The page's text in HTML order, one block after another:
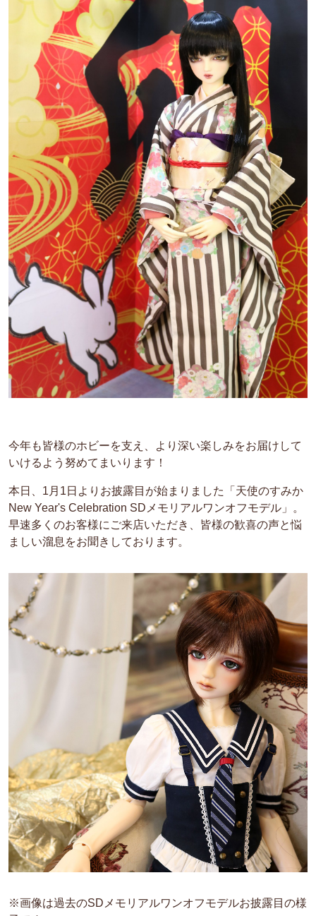
今年も皆様のホビーを支え、より深い楽しみをお届けして
いけるよう努めてまいります！
本日、1月1日よりお披露目が始まりました「天使のすみか
New Year's Celebration SDメモリアルワンオフモデル」。
早速多くのお客様にご来店いただき、皆様の歓喜の声と悩
ましい溜息をお聞きしております。
※画像は過去のSDメモリアルワンオフモデルお披露目の様